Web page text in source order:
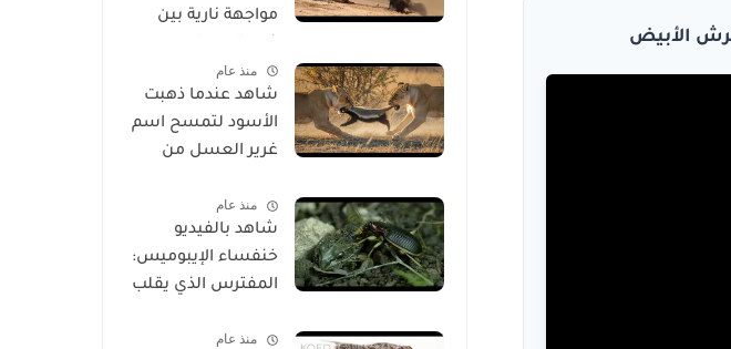
الأبيض
مواجهة نارية بين
وتمساح شرس
منذ عام
شاهد عندما ذهبت
الأسود لتمسح اسم
غرير العسل من
منذ عام
شاهد بالفيديو
خنفساء الإيبوميس:
المفترس الذي يقلب
منذ عام